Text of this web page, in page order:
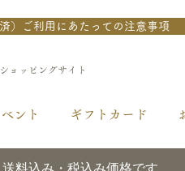
）ご利用にあたっての注意事項
ョッピングサイト
ント ギフトカード
料込み・税込み価格です